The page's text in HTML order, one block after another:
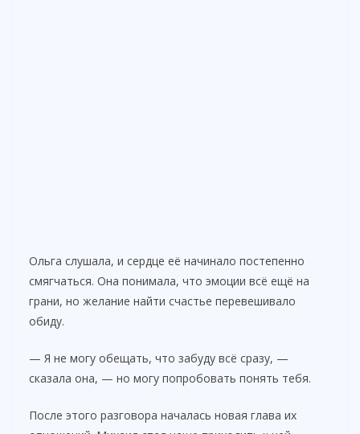
Ольга слушала, и сердце её начинало постепенно
смягчаться. Она понимала, что эмоции всё ещё на
грани, но желание найти счастье перевешивало
обиду.
— Я не могу обещать, что забуду всё сразу, —
сказала она, — но могу попробовать понять тебя.
После этого разговора началась новая глава их